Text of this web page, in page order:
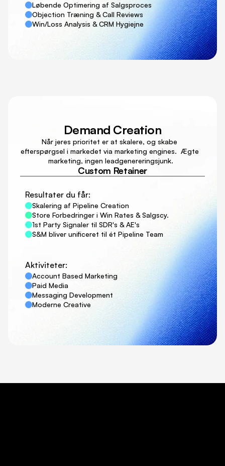
Løbende Optimering af Salgsproces
Objection Træning & Call Reviews
Win/Loss Analysis & CRM Hygiejne
Demand Creation
Når jeres prioritet er at skalere, og skabe
efterspørgsel i markedet via marketing engines.  Ægte
marketing, ingen leadgenereringsjunk.
Custom Retainer
Resultater du får:
Skalering af Pipeline Creation
Store Forbedringer i Win Rates & Salgscy.
1st Party Signaler til SDR's & AE's
S&M bliver unificeret til ét Pipeline Team
Aktiviteter:
Account Based Marketing
Paid Media
Messaging Development
Moderne Creative